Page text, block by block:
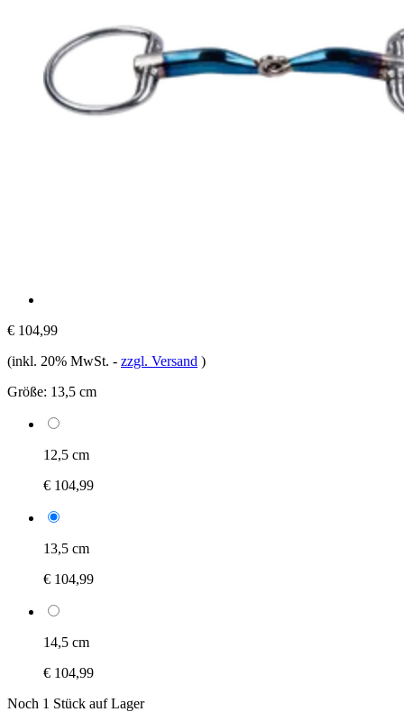
€ 104,99
(inkl. 20% MwSt. - zzgl. Versand )
Größe: 13,5 cm
12,5 cm
€ 104,99
13,5 cm
€ 104,99
14,5 cm
€ 104,99
Noch 1 Stück auf Lager